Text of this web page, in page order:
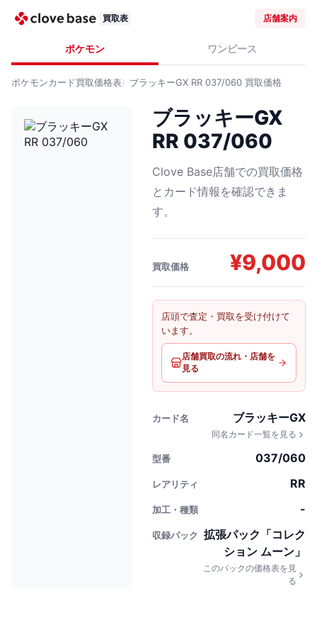
買取表 店舗案内
ポケモン ワンピース
ポケモンカード買取価格表 ブラッキーGX RR 037/060 買取価格
ブラッキーGX
RR 037/060
Clove Base店舗での買取価格
とカード情報を確認できま
す。
買取価格 ¥9,000
店頭で査定・買取を受け付けて
います。
店舗買取の流れ・店舗を
見る
カード名 ブラッキーGX
同名カード一覧を見る
型番 037/060
レアリティ RR
加工・種類 -
収録パック
拡張パック「コレク
ション ムーン」
このパックの価格表を見
る